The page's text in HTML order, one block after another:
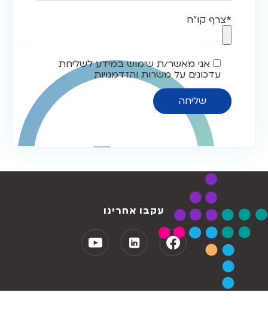
*צרף קו"ח
אני מאשר/ת שימוש במידע לשליחת
עדכונים על משרות והזדמנויות
עקבו אחרינו